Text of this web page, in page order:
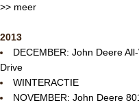
>> meer
2013
DECEMBER: John Deere
Drive
WINTERACTIE
NOVEMBER: John Deere